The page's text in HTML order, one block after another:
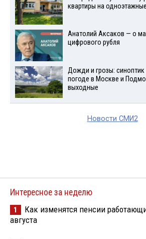
квартиры на
Анатолий Аксаков — о
цифрового рубля
Дожди и грозы: синоптик
погоде в Москве и
выходные
Новости СМИ2
Интересное за неделю
1
Как изменятся пенсии
августа